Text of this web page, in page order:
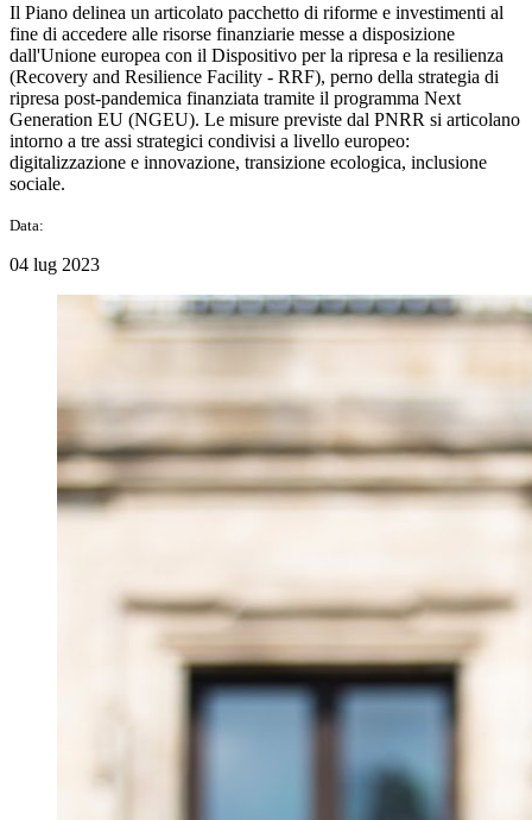
Il Piano delinea un articolato pacchetto di riforme e investimenti al
fine di accedere alle risorse finanziarie messe a disposizione
dall'Unione europea con il Dispositivo per la ripresa e la resilienza
(Recovery and Resilience Facility - RRF), perno della strategia di
ripresa post-pandemica finanziata tramite il programma Next
Generation EU (NGEU). Le misure previste dal PNRR si articolano
intorno a tre assi strategici condivisi a livello europeo:
digitalizzazione e innovazione, transizione ecologica, inclusione
sociale.
Data:
04 lug 2023